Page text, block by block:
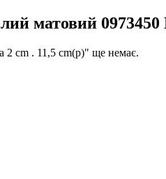
матовий
2 cm . 11,5 cm(р)" ще немає.